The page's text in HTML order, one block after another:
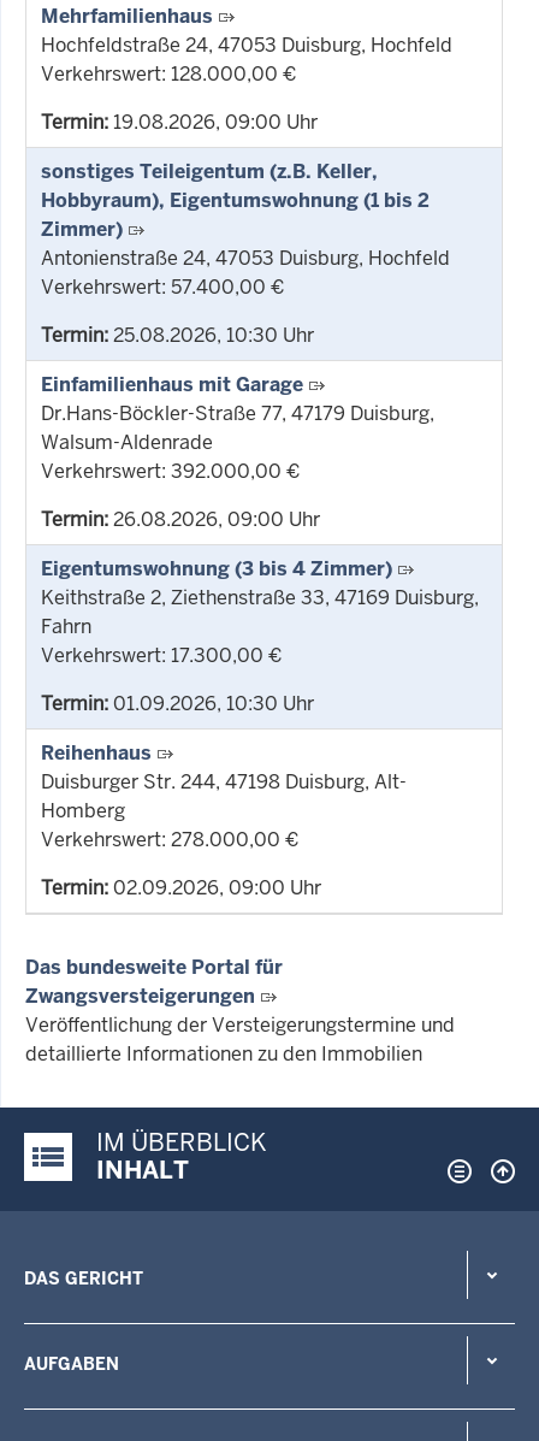
Mehrfamilienhaus
Hochfeldstraße 24, 47053 Duisburg, Hochfeld
Verkehrswert: 128.000,00 €
Termin:19.08.2026, 09:00 Uhr
sonstiges Teileigentum (z.B. Keller,
Hobbyraum), Eigentumswohnung (1 bis 2
Zimmer)
Antonienstraße 24, 47053 Duisburg, Hochfeld
Verkehrswert: 57.400,00 €
Termin:25.08.2026, 10:30 Uhr
Einfamilienhaus mit Garage
Dr.Hans-Böckler-Straße 77, 47179 Duisburg,
Walsum-Aldenrade
Verkehrswert: 392.000,00 €
Termin:26.08.2026, 09:00 Uhr
Eigentumswohnung (3 bis 4 Zimmer)
Keithstraße 2, Ziethenstraße 33, 47169 Duisburg,
Fahrn
Verkehrswert: 17.300,00 €
Termin:01.09.2026, 10:30 Uhr
Reihenhaus
Duisburger Str. 244, 47198 Duisburg, Alt-
Homberg
Verkehrswert: 278.000,00 €
Termin:02.09.2026, 09:00 Uhr
Das bundesweite Portal für
Zwangsversteigerungen
Veröffentlichung der Versteigerungstermine und
detaillierte Informationen zu den Immobilien
Justiz-Portal im Überblick:
IM ÜBERBLICK
INHALT
DAS GERICHT
AUFGABEN